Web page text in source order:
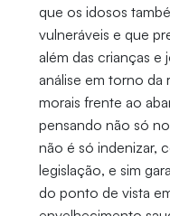
que os idosos
vulneráveis e que
além das crianças e
análise em torno da
morais frente ao
pensando não só
não é só indenizar,
legislação, e sim
do ponto de vista